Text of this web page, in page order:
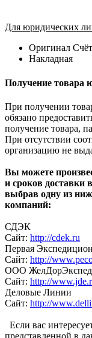
Для юридических
Оригинал
Накладная
Получение товара
При получении
обязано
получение товара,
При отсутствии
организацию не
Вы можете
и сроков доставки
выбрав одну из
компаний:
СДЭК
Сайт: http://cdek.ru
Первая
Сайт: http://
ООО
Сайт: http://
Деловые Линии
Сайт: http://
Если вас
представленной в